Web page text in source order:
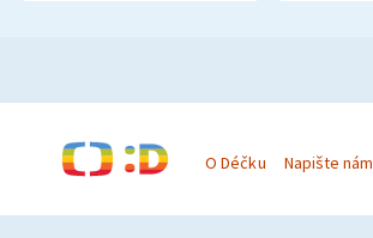
O Déčku Napište nám